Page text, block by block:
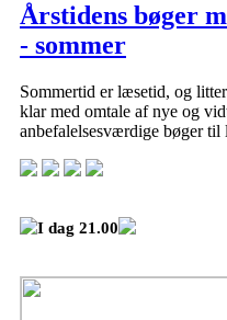
Årstidens bøger
- sommer
Sommertid er læsetid, og
klar med omtale af nye og
anbefalelsesværdige bøger
I dag 21.00